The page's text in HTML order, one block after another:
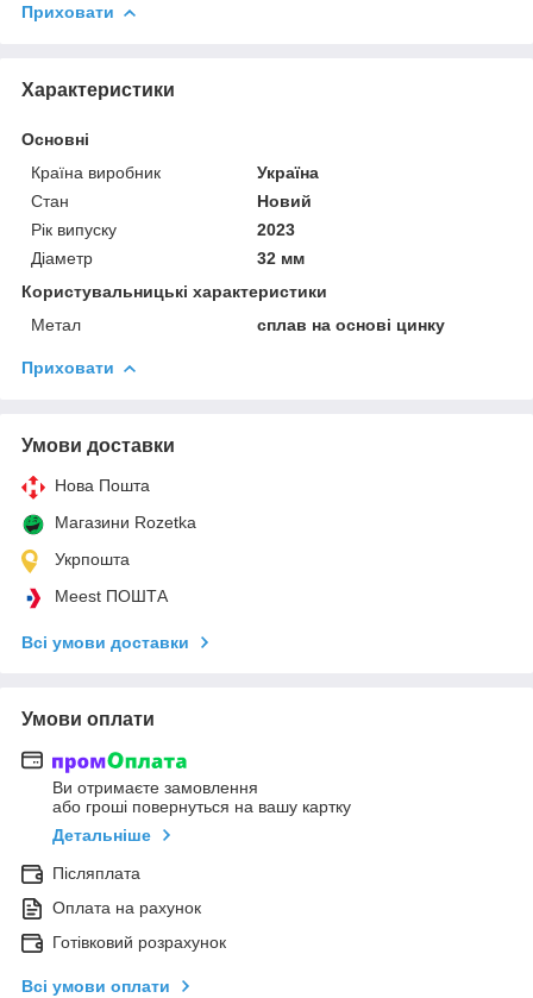
Приховати
Характеристики
Основні
Країна виробник
Україна
Стан
Новий
Рік випуску
2023
Діаметр
32 мм
Користувальницькі характеристики
Метал
сплав на основі цинку
Приховати
Умови доставки
Нова Пошта
Магазини Rozetka
Укрпошта
Meest ПОШТА
Всі умови доставки
Умови оплати
Ви отримаєте замовлення
або гроші повернуться на вашу картку
Детальніше
Післяплата
Оплата на рахунок
Готівковий розрахунок
Всі умови оплати